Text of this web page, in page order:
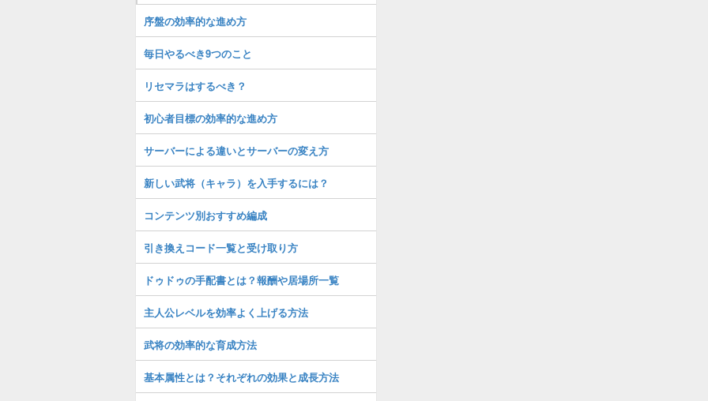
序盤の効率的な進め方
毎日やるべき9つのこと
リセマラはするべき？
初心者目標の効率的な進め方
サーバーによる違いとサーバーの変え方
新しい武将（キャラ）を入手するには？
コンテンツ別おすすめ編成
引き換えコード一覧と受け取り方
ドゥドゥの手配書とは？報酬や居場所一覧
主人公レベルを効率よく上げる方法
武将の効率的な育成方法
基本属性とは？それぞれの効果と成長方法